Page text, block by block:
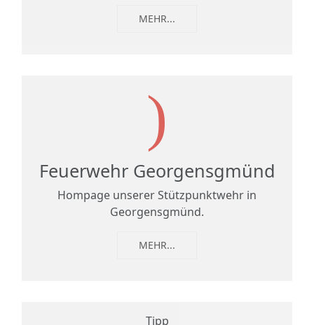
MEHR...
Feuerwehr Georgensgmünd
Hompage unserer Stützpunktwehr in
Georgensgmünd.
MEHR...
Tipp